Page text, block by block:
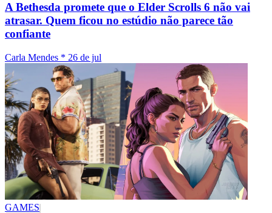
A Bethesda promete que o Elder Scrolls 6 não vai
atrasar. Quem ficou no estúdio não parece tão
confiante
Carla Mendes * 26 de jul
GAMES